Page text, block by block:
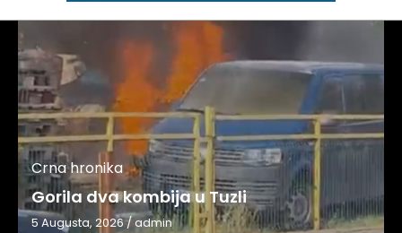
Crna hronika
Gorila dva kombija u Tuzli
5 Augusta, 2026/admin